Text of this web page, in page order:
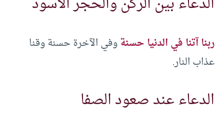
ربنا آتنا في الدنيا حسنةوفي الآخرة حسنة وقنا
عذاب النار.
الدعاء عند صعود الصفا